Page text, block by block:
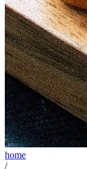
home
/